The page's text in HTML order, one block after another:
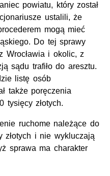
powiatu, który został
ustalili, że
mogą mieć
Do tej sprawy
Wrocławia i okolic, z
sądu trafiło do aresztu.
listę osób
także poręczenia
tysięcy złotych.
ruchome należące do
złotych i nie wykluczają
sprawa ma charakter